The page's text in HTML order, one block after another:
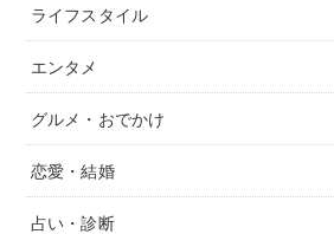
ライフスタイル
エンタメ
グルメ・おでかけ
恋愛・結婚
占い・診断